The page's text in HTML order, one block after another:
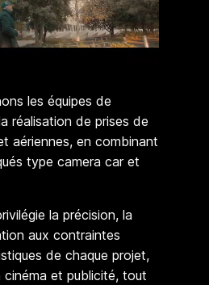
les équipes de
réalisation de prises de
aériennes, en combinant
type camera car et
la précision, la
aux contraintes
de chaque projet,
cinéma et publicité, tout